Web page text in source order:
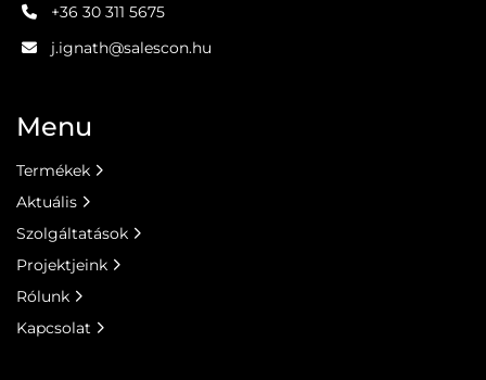
+36 30 311 5675
j.ignath@salescon.hu
Menu
Termékek
Aktuális
Szolgáltatások
Projektjeink
Rólunk
Kapcsolat